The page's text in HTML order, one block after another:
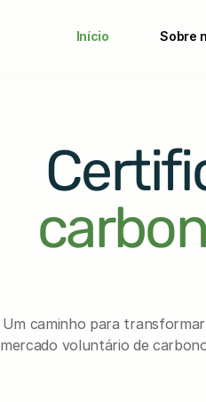
Início Sobre
Um caminho para
mercado voluntário de